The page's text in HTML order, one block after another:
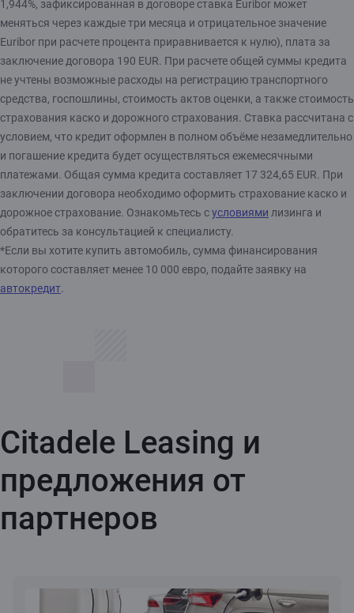
1,944%, зафиксированная в договоре ставка Euribor может
меняться через каждые три месяца и отрицательное значение
Euribor при расчете процента приравнивается к нулю), плата за
заключение договора 190 EUR. При расчете общей суммы кредита
не учтены возможные расходы на регистрацию транспортного
средства, госпошлины, стоимость актов оценки, а также стоимость
страхования каско и дорожного страхования. Ставка рассчитана с
условием, что кредит оформлен в полном объёме незамедлительно
и погашение кредита будет осуществляться ежемесячными
платежами. Общая сумма кредита составляет 17 324,65 EUR. При
заключении договора необходимо оформить страхование каско и
дорожное страхование. Ознакомьтесь сусловиями лизинга и
обратитесь за консультацией к специалисту.
*Если вы хотите купить автомобиль, сумма финансирования
которого составляет менее 10 000 евро, подайте заявку на
автокредит.
Citadele Leasing и
предложения от
партнеров